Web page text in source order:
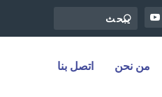
من نحن اتصل بنا